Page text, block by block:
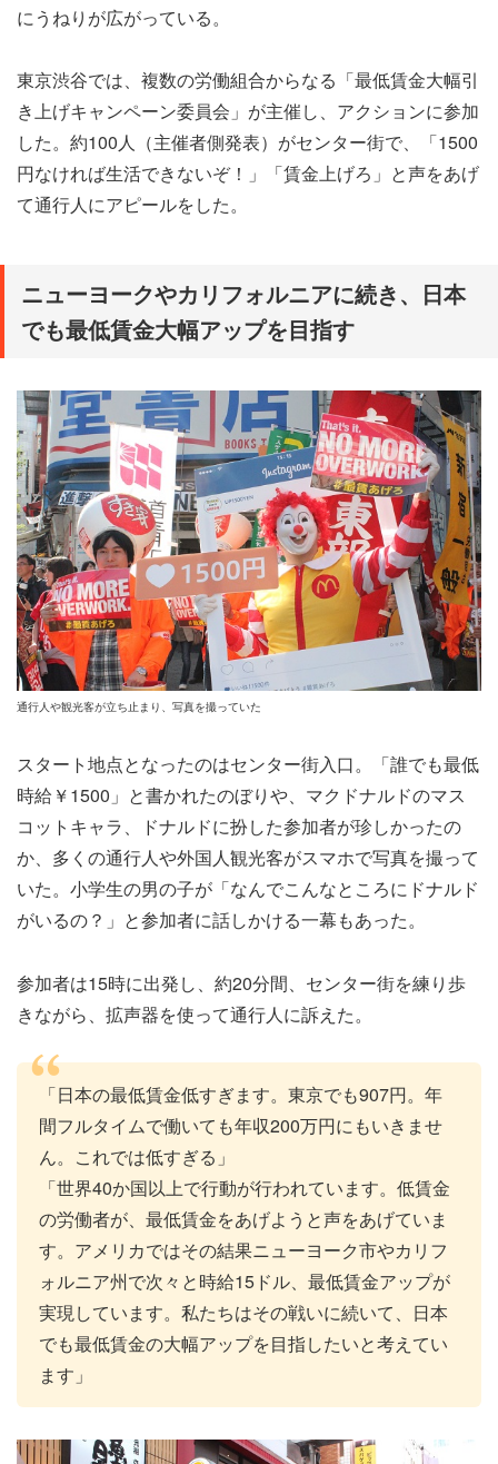
にうねりが広がっている。
東京渋谷では、複数の労働組合からなる「最低賃金大幅引
き上げキャンペーン委員会」が主催し、アクションに参加
した。約100人（主催者側発表）がセンター街で、「1500
円なければ生活できないぞ！」「賃金上げろ」と声をあげ
て通行人にアピールをした。
ニューヨークやカリフォルニアに続き、日本
でも最低賃金大幅アップを目指す
通行人や観光客が立ち止まり、写真を撮っていた
スタート地点となったのはセンター街入口。「誰でも最低
時給￥1500」と書かれたのぼりや、マクドナルドのマス
コットキャラ、ドナルドに扮した参加者が珍しかったの
か、多くの通行人や外国人観光客がスマホで写真を撮って
いた。小学生の男の子が「なんでこんなところにドナルド
がいるの？」と参加者に話しかける一幕もあった。
参加者は15時に出発し、約20分間、センター街を練り歩
きながら、拡声器を使って通行人に訴えた。
「日本の最低賃金低すぎます。東京でも907円。年
間フルタイムで働いても年収200万円にもいきませ
ん。これでは低すぎる」
「世界40か国以上で行動が行われています。低賃金
の労働者が、最低賃金をあげようと声をあげていま
す。アメリカではその結果ニューヨーク市やカリフ
ォルニア州で次々と時給15ドル、最低賃金アップが
実現しています。私たちはその戦いに続いて、日本
でも最低賃金の大幅アップを目指したいと考えてい
ます」